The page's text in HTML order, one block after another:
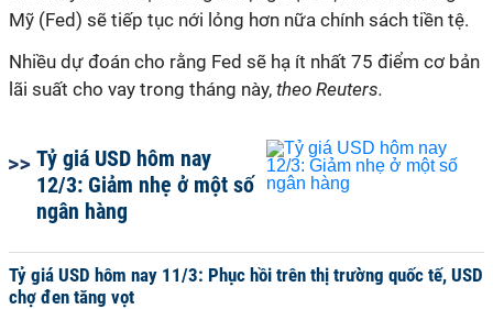
Mỹ (Fed) sẽ tiếp tục nới lỏng hơn nữa chính sách tiền tệ.
Nhiều dự đoán cho rằng Fed sẽ hạ ít nhất 75 điểm cơ bản
lãi suất cho vay trong tháng này, theo Reuters.
Tỷ giá USD hôm nay
12/3: Giảm nhẹ ở một số
ngân hàng
Tỷ giá USD hôm nay 11/3: Phục hồi trên thị trường quốc tế, USD
chợ đen tăng vọt